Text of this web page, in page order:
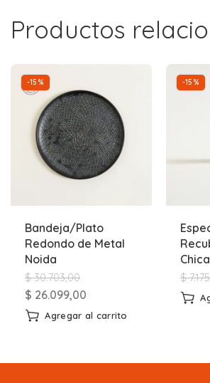
Productos
-15%
Bandeja/Plato
Redondo de Metal
Noida
$30.703,00
$ 26.099,00
Agregar al carrito
-15%
$